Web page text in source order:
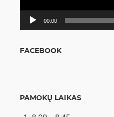
00:00
FACEBOOK
PAMOKŲ LAIKAS